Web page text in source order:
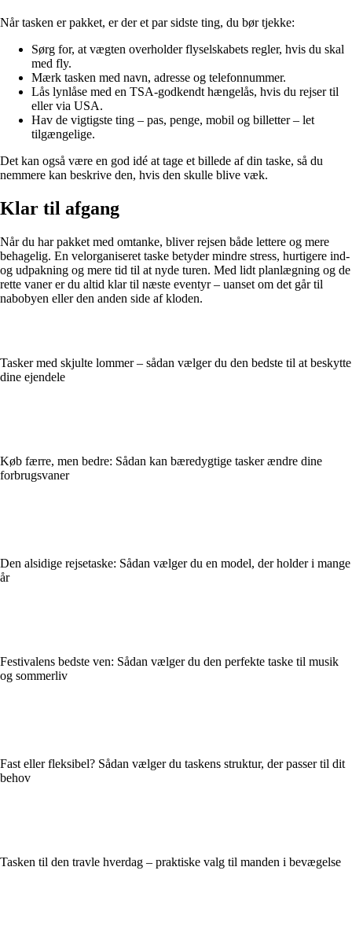
Når tasken er pakket, er der et par sidste ting, du bør tjekke:
Sørg for, at vægten overholder flyselskabets regler, hvis du skal
med fly.
Mærk tasken med navn, adresse og telefonnummer.
Lås lynlåse med en TSA-godkendt hængelås, hvis du rejser til
eller via USA.
Hav de vigtigste ting – pas, penge, mobil og billetter – let
tilgængelige.
Det kan også være en god idé at tage et billede af din taske, så du
nemmere kan beskrive den, hvis den skulle blive væk.
Klar til afgang
Når du har pakket med omtanke, bliver rejsen både lettere og mere
behagelig. En velorganiseret taske betyder mindre stress, hurtigere ind-
og udpakning og mere tid til at nyde turen. Med lidt planlægning og de
rette vaner er du altid klar til næste eventyr – uanset om det går til
nabobyen eller den anden side af kloden.
Tasker med skjulte lommer – sådan vælger du den bedste til at beskytte
dine ejendele
Køb færre, men bedre: Sådan kan bæredygtige tasker ændre dine
forbrugsvaner
Den alsidige rejsetaske: Sådan vælger du en model, der holder i mange
år
Festivalens bedste ven: Sådan vælger du den perfekte taske til musik
og sommerliv
Fast eller fleksibel? Sådan vælger du taskens struktur, der passer til dit
behov
Tasken til den travle hverdag – praktiske valg til manden i bevægelse